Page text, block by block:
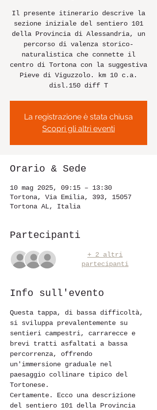
Il presente itinerario descrive la
sezione iniziale del sentiero 101
della Provincia di Alessandria, un
percorso di valenza storico-
naturalistica che connette il
centro di Tortona con la suggestiva
Pieve di Viguzzolo. km 10 c.a.
disl.150 diff T
La registrazione è stata chiusa
Scopri gli altri eventi
Orario & Sede
10 mag 2025, 09:15 – 13:30
Tortona, Via Emilia, 393, 15057
Tortona AL, Italia
Partecipanti
+ 2 altri
partecipanti
Info sull'evento
Questa tappa, di bassa difficoltà,
si sviluppa prevalentemente su
sentieri campestri, carrarecce e
brevi tratti asfaltati a bassa
percorrenza, offrendo
un'immersione graduale nel
paesaggio collinare tipico del
Tortonese.
Certamente. Ecco una descrizione
del sentiero 101 della Provincia